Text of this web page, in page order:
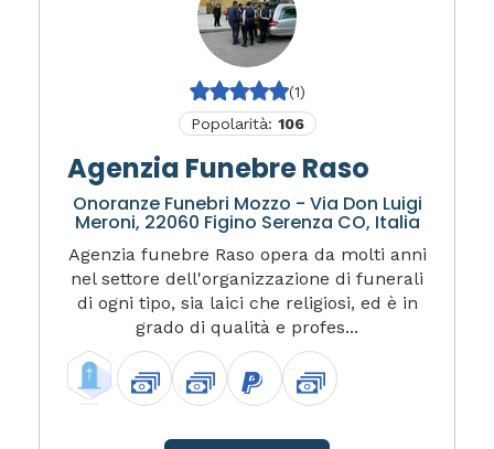
(1)
Popolarità: 106
Agenzia Funebre Raso
Onoranze Funebri Mozzo - Via Don Luigi
Meroni, 22060 Figino Serenza CO, Italia
Agenzia funebre Raso opera da molti anni
nel settore dell'organizzazione di funerali
di ogni tipo, sia laici che religiosi, ed è in
grado di qualità e profes...